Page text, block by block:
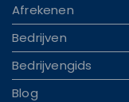
Afrekenen
Bedrijven
Bedrijvengids
Blog